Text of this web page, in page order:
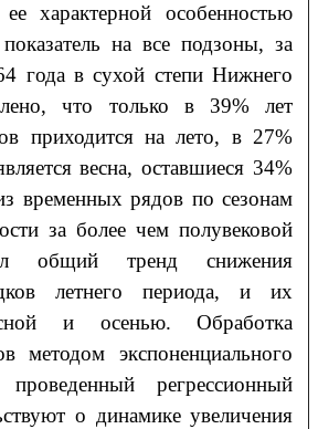
характерной особенностью
на все подзоны, за
года в сухой степи Нижнего
что только в 39% лет
приходится на лето, в 27%
весна, оставшиеся 34%
временных рядов по сезонам
за более чем полувековой
общий тренд снижения
летнего периода, и их
и осенью. Обработка
методом экспоненциального
регрессионный
о динамике увеличения